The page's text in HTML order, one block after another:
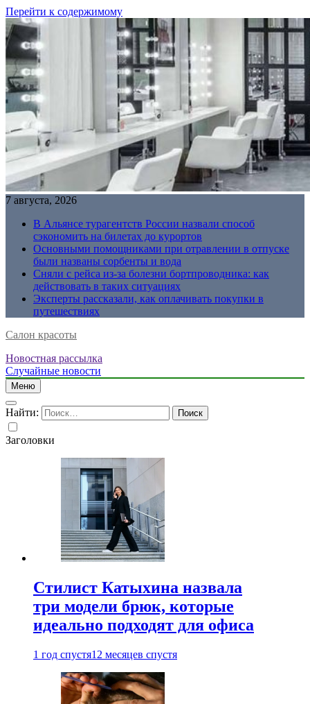
Перейти к содержимому
7 августа, 2026
В Альянсе турагентств России назвали способ
сэкономить на билетах до курортов
Основными помощниками при отравлении в отпуске
были названы сорбенты и вода
Сняли с рейса из-за болезни бортпроводника: как
действовать в таких ситуациях
Эксперты рассказали, как оплачивать покупки в
путешествиях
Салон красоты
Новостная рассылка
Случайные новости
Меню
Найти:
Заголовки
Стилист Катыхина назвала
три модели брюк, которые
идеально подходят для офиса
1 год спустя12 месяцев спустя